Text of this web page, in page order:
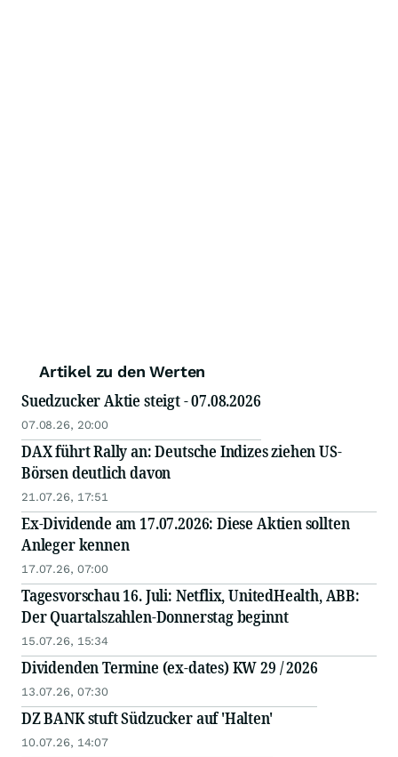
Artikel zu den Werten
Suedzucker Aktie steigt - 07.08.2026
07.08.26, 20:00
DAX führt Rally an: Deutsche Indizes ziehen US-
Börsen deutlich davon
21.07.26, 17:51
Ex-Dividende am 17.07.2026: Diese Aktien sollten
Anleger kennen
17.07.26, 07:00
Tagesvorschau 16. Juli: Netflix, UnitedHealth, ABB:
Der Quartalszahlen-Donnerstag beginnt
15.07.26, 15:34
Dividenden Termine (ex-dates) KW 29 / 2026
13.07.26, 07:30
DZ BANK stuft Südzucker auf 'Halten'
10.07.26, 14:07